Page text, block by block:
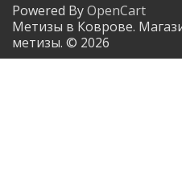
Powered ByOpenCart
Метизы в Коврове.
метизы. © 2026